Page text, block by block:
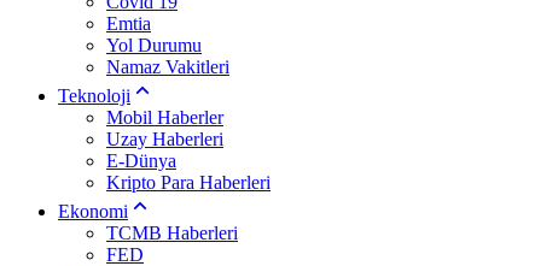
Emtia
Yol Durumu
Namaz Vakitleri
Teknoloji
Mobil Haberler
Uzay Haberleri
E-Dünya
Kripto Para Haberleri
Ekonomi
TCMB Haberleri
FED